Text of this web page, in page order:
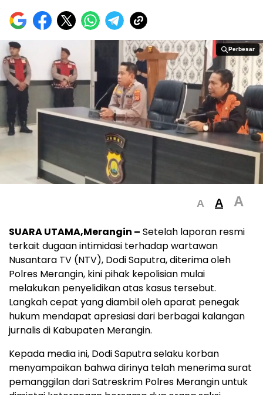
Perbesar
Perbesar
A A A
SUARA UTAMA,Merangin – Setelah laporan resmi
terkait dugaan intimidasi terhadap wartawan
Nusantara TV (NTV), Dodi Saputra, diterima oleh
Polres Merangin, kini pihak kepolisian mulai
melakukan penyelidikan atas kasus tersebut.
Langkah cepat yang diambil oleh aparat penegak
hukum mendapat apresiasi dari berbagai kalangan
jurnalis di Kabupaten Merangin.
Kepada media ini, Dodi Saputra selaku korban
menyampaikan bahwa dirinya telah menerima surat
pemanggilan dari Satreskrim Polres Merangin untuk